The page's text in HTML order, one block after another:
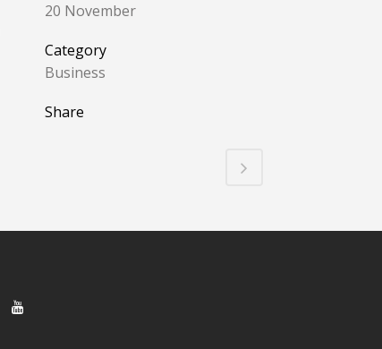
20 November
Category
Business
Share